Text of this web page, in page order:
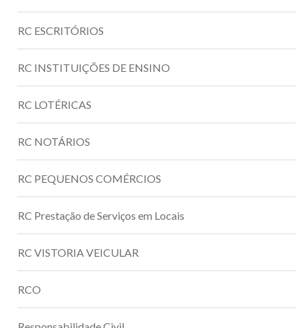
RC ESCRITÓRIOS
RC INSTITUIÇÕES DE ENSINO
RC LOTÉRICAS
RC NOTÁRIOS
RC PEQUENOS COMÉRCIOS
RC Prestação de Serviços em Locais
RC VISTORIA VEICULAR
RCO